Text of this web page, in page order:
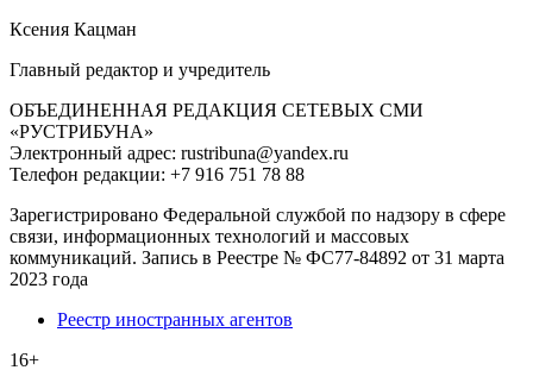
Ксения Кацман
Главный редактор и учредитель
ОБЪЕДИНЕННАЯ РЕДАКЦИЯ СЕТЕВЫХ СМИ
«РУСТРИБУНА»
Электронный адрес: rustribuna@yandex.ru
Телефон редакции: +7 916 751 78 88
Зарегистрировано Федеральной службой по надзору в сфере
связи, информационных технологий и массовых
коммуникаций. Запись в Реестре № ФС77-84892 от 31 марта
2023 года
Реестр иностранных агентов
16+